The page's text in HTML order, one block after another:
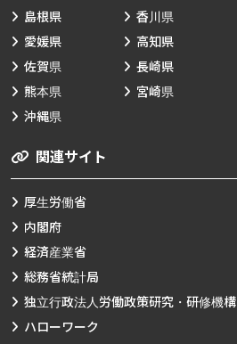
島根県
香川県
愛媛県
高知県
佐賀県
長崎県
熊本県
宮崎県
沖縄県
関連サイト
厚生労働省
内閣府
経済産業省
総務省統計局
独立行政法人労働政策研究・研修機構
ハローワーク